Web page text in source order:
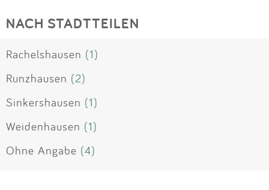
NACH STADTTEILEN
Rachelshausen (1)
Runzhausen (2)
Sinkershausen (1)
Weidenhausen (1)
Ohne Angabe (4)